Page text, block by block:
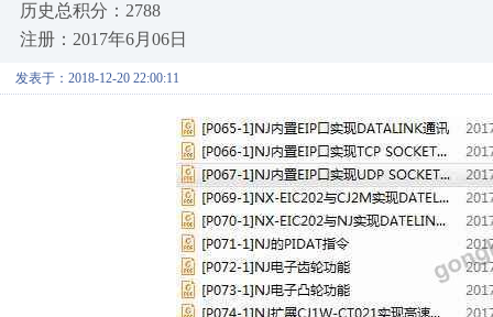
历史总积分：2788
注册：2017年6月06日
发表于：2018-12-20 22:00:11